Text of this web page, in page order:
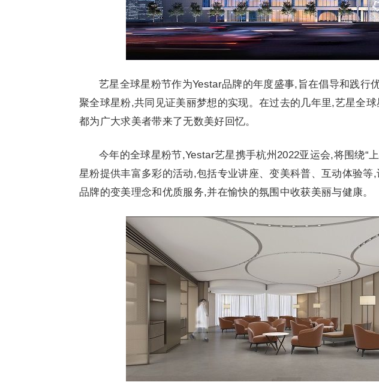
艺星全球星粉节作为Yestar品牌的年度盛事,旨在倡导和践行
聚全球星粉,共同见证美丽梦想的实现。在过去的几年里,艺星全
都为广大求美者带来了无数美好回忆。
今年的全球星粉节,Yestar艺星携手杭州2022亚运会,将围绕“
星粉提供丰富多彩的活动,包括专业讲座、变美科普、互动体验等
品牌的变美理念和优质服务,并在愉快的氛围中收获美丽与健康。